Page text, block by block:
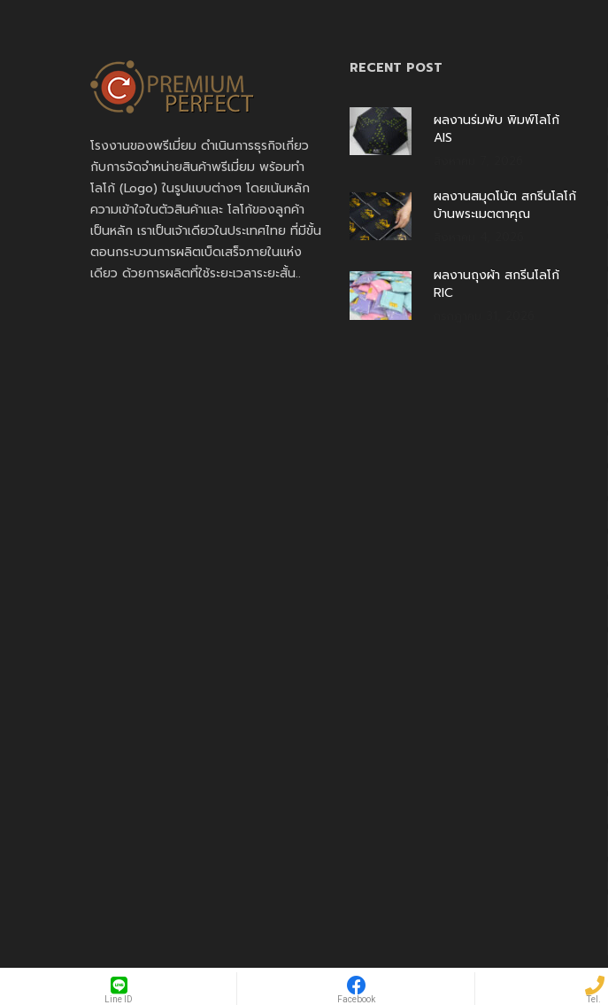
โรงงานของพรีเมี่ยม ดำเนินการธุรกิจเกี่ยว
กับการจัดจำหน่ายสินค้าพรีเมี่ยม พร้อมทำ
โลโก้ (Logo) ในรูปแบบต่างๆ โดยเน้นหลัก
ความเข้าใจในตัวสินค้าและ โลโก้ของลูกค้า
เป็นหลัก เราเป็นเจ้าเดียวในประเทศไทย ที่มีขั้น
ตอนกระบวนการผลิตเบ็ดเสร็จภายในแห่ง
เดียว ด้วยการผลิตที่ใช้ระยะเวลาระยะสั้น..
RECENT POST
ผลงานร่มพับ พิมพ์โลโก้
AIS
ผลงานสมุดโน้ต สกรีนโลโก้
บ้านพระเมตตาคุณ
ผลงานถุงผ้า สกรีนโลโก้
RIC